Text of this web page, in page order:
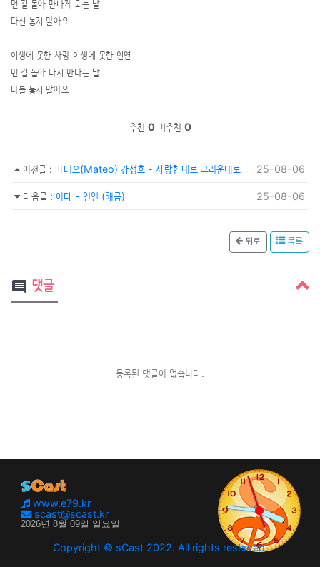
먼 길 돌아 만나게 되는 날
다신 놓지 말아요
이생에 못한 사랑 이생에 못한 인연
먼 길 돌아 다시 만나는 날
나를 놓지 말아요
추천 0 비추천 0
이전글 : 마테오(Mateo) 강성호 - 사랑한대로 그리운대로 25-08-06
다음글 : 이다 - 인연 (해금) 25-08-06
뒤로 목록
comment 댓글
등록된 댓글이 없습니다.
www.e79.kr
scast@scast.kr
Copyright © sCast 2022. All rights reserved.